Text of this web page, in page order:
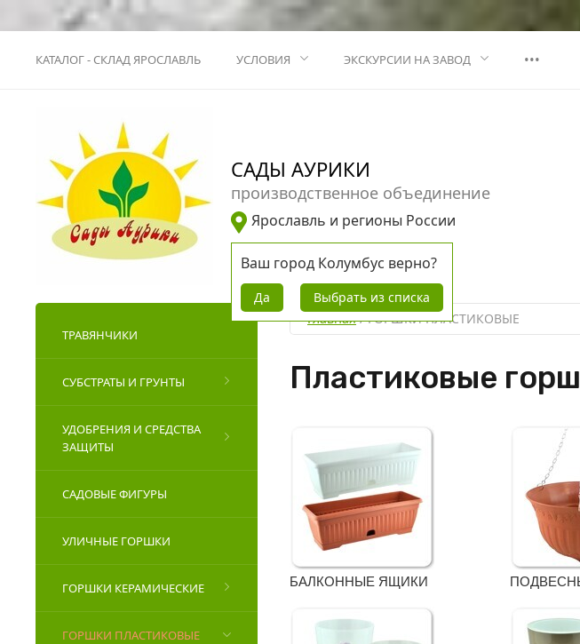
КАТАЛОГ - СКЛАД ЯРОСЛАВЛЬ УСЛОВИЯ ЭКСКУРСИИ НА ЗАВОД •••
САДЫ АУРИКИ
производственное объединение
Ярославль и регионы России
Ваш город Колумбус верно?
Да Выбрать из списка
ТРАВЯНЧИКИ
СУБСТРАТЫ И ГРУНТЫ
УДОБРЕНИЯ И СРЕДСТВА
ЗАЩИТЫ
САДОВЫЕ ФИГУРЫ
УЛИЧНЫЕ ГОРШКИ
ГОРШКИ КЕРАМИЧЕСКИЕ
ГОРШКИ ПЛАСТИКОВЫЕ
Главная / ГОРШКИ ПЛАСТИКОВЫЕ
Пластиковые
БАЛКОННЫЕ ЯЩИКИ